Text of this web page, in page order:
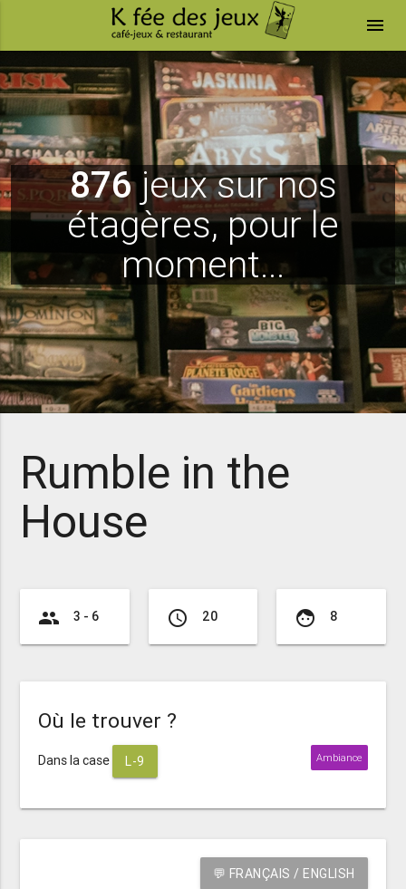
menu
876jeux sur nos
étagères, pour le
moment...
Rumble in the
House
group 3 - 6 access_time 20 face 8
Où le trouver ?
Dans la case L-9 Ambiance
💬 FRANÇAIS / ENGLISH